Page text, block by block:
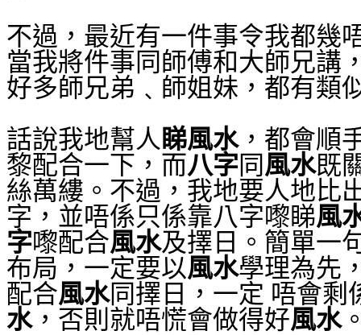
不過，最近有一件事令我都幾
當我將件事同師傅和大師兄講
好多師兄弟﹑師姐妹，都有類
話說我地幫人 睇風水，都會順
黎配合一下，而八字同風水既
絲萬縷。不過，我地要人地比
字，並唔係只係靠八字嚟睇風
字嚟配合風水及擇日。簡單一
布局，一定要以風水學理為先
配合風水同擇日，一定 唔會剩
水，否則就唔慌會做得好風水